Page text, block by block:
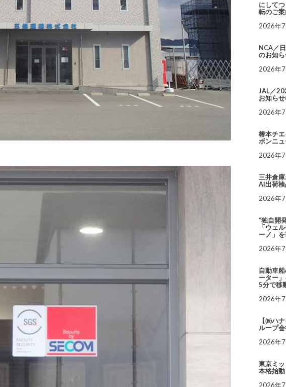
にして
転のご
2026年
NCA／
のお知
2026年
JAL／
お知ら
2026年
椿本チ
ボンニ
2026年
三井倉
AI出荷
2026年
“独自開
「ウェ
ーノ」
2026年
自動車
ーター
5分で移
2026年
【㈱ハ
ループ
2026年
東京ミ
本格始動
2026年